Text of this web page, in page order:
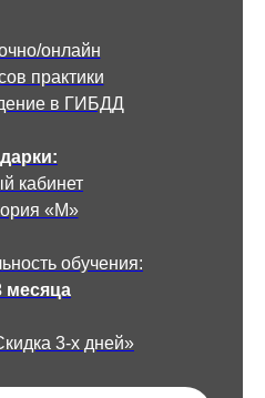
онлайн
практики
в ГИБДД
кабинет
«М»
обучения:
месяца
3-х дней»